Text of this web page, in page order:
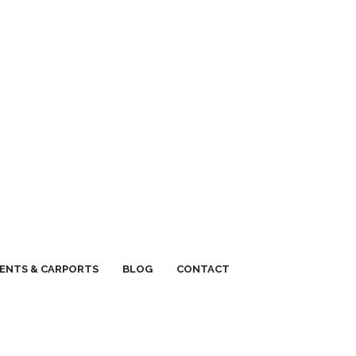
& CARPORTS BLOG CONTACT